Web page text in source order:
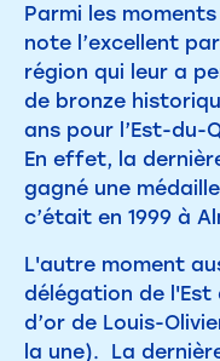
Parmi les
note l’excellent
région qui leur a
de bronze
ans pour l’Est-du-
En effet, la
gagné une
c’était en 1999 à
L'autre moment
délégation de l'Est
d’or de Louis-
la une).
La